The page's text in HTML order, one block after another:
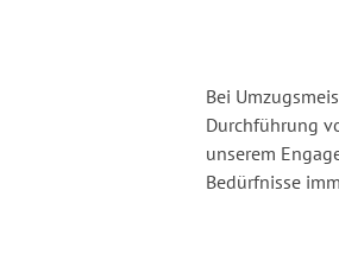
Bei
Durchführung
unserem
Bedürfnisse